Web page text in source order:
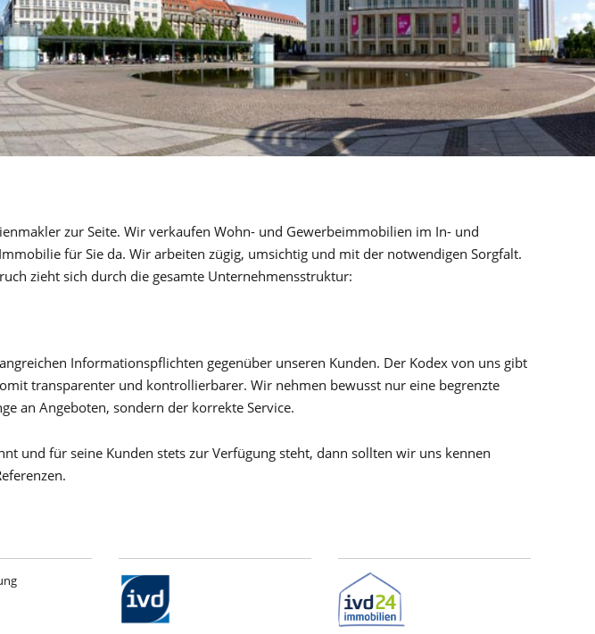
zur Seite. Wir verkaufen Wohn- und Gewerbeimmobilien im In- und
für Sie da. Wir arbeiten zügig, umsichtig und mit der notwendigen Sorgfalt.
zieht sich durch die gesamte Unternehmensstruktur:
Informationspflichten gegenüber unseren Kunden. Der Kodex von uns gibt
transparenter und kontrollierbarer. Wir nehmen bewusst nur eine begrenzte
an Angeboten, sondern der korrekte Service.
und für seine Kunden stets zur Verfügung steht, dann sollten wir uns kennen